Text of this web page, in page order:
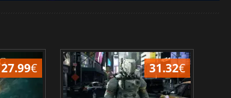
27.99€ 31.32€